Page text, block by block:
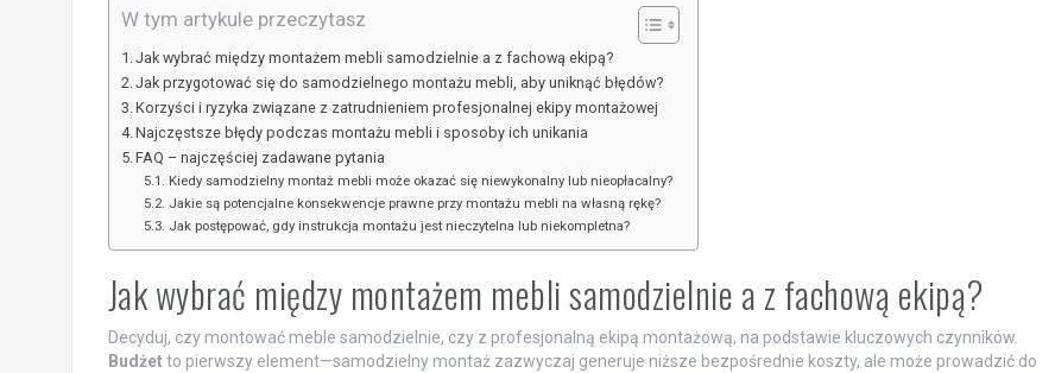
W tym artykule przeczytasz
Jak wybrać między montażem mebli samodzielnie a z fachową ekipą?
Jak przygotować się do samodzielnego montażu mebli, aby uniknąć błędów?
Korzyści i ryzyka związane z zatrudnieniem profesjonalnej ekipy montażowej
Najczęstsze błędy podczas montażu mebli i sposoby ich unikania
FAQ – najczęściej zadawane pytania
Kiedy samodzielny montaż mebli może okazać się niewykonalny lub nieopłacalny?
Jakie są potencjalne konsekwencje prawne przy montażu mebli na własną rękę?
Jak postępować, gdy instrukcja montażu jest nieczytelna lub niekompletna?
Jak wybrać między montażem mebli samodzielnie a z fachową ekipą?
Decyduj, czy montować meble samodzielnie, czy z profesjonalną ekipą montażową, na podstawie kluczowych czynników.
Budżetto pierwszy element—samodzielny montaż zazwyczaj generuje niższe bezpośrednie koszty, ale może prowadzić do